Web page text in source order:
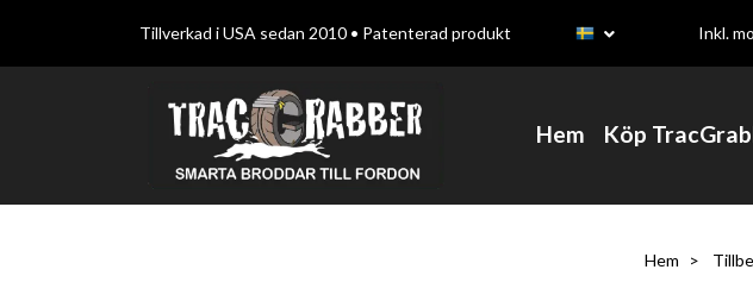
Tillverkad i USA sedan 2010 • Patenterad produkt Inkl.
Hem Köp
Hem